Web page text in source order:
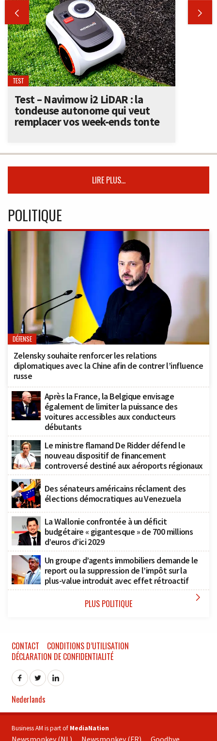
 
TEST
Test – Navimow i2 LiDAR : la
tondeuse autonome qui veut
remplacer vos week-ends tonte
LIRE PLUS...
POLITIQUE
DÉFENSE
Zelensky souhaite renforcer les relations
diplomatiques avec la Chine afin de contrer l’influence
russe
Après la France, la Belgique envisage
également de limiter la puissance des
voitures accessibles aux conducteurs
débutants
Le ministre flamand De Ridder défend le
nouveau dispositif de financement
controversé destiné aux aéroports régionaux
Des sénateurs américains réclament des
élections démocratiques au Venezuela
La Wallonie confrontée à un déficit
budgétaire « gigantesque » de 700 millions
d’euros d’ici 2029
Un groupe d’agents immobiliers demande le
report ou la suppression de l’impôt sur la
plus-value introduit avec effet rétroactif
PLUS POLITIQUE 
CONTACT
CONDITIONS D’UTILISATION
DÉCLARATION DE CONFIDENTIALITÉ
Nederlands
Business AM is part of MediaNation